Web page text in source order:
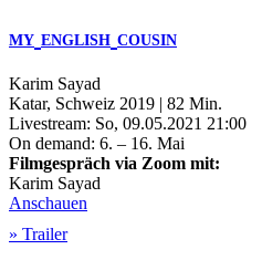
MY ENGLISH COUSIN
Karim Sayad
Katar, Schweiz 2019 | 82 Min.
Livestream: So, 09.05.2021 21:00
On demand: 6. – 16. Mai
Filmgespräch via Zoom mit:
Karim Sayad
Anschauen
» Trailer